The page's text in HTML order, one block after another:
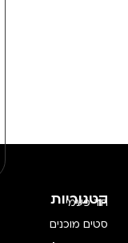
קטגוריות
חד פעמי
סטים מוכנים